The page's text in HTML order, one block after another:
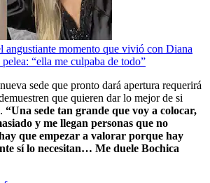
angustiante momento que vivió con Diana
“ella me culpaba de todo”
sede que pronto dará apertura requerirá
que quieren dar lo mejor de si
“Una sede tan grande que voy a colocar,
y me llegan personas que no
que empezar a valorar porque hay
sí lo necesitan… Me duele Bochica